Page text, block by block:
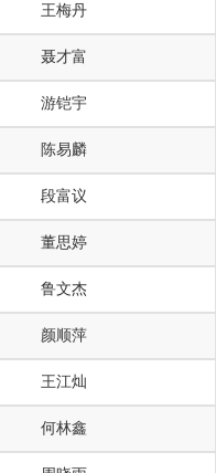
王梅丹
聂才富
游铠宇
陈易麟
段富议
董思婷
鲁文杰
颜顺萍
王江灿
何林鑫